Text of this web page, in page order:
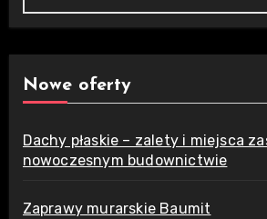
Nowe oferty
Dachy płaskie – zalety i miejsca
nowoczesnym budownictwie
Zaprawy murarskie Baumit